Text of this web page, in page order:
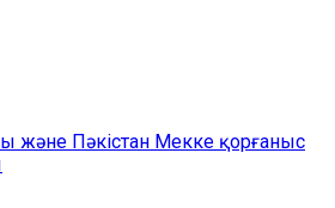
және Пәкістан Мекке қорғаныс